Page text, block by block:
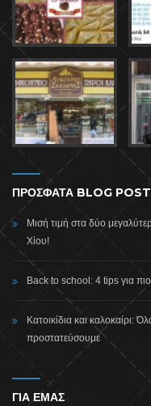
ΠΡΟΣΦΑΤΑ BLOG
Μισή τιμή στα δύο
Χίου!
Back to school: 4 tips για
Κατοικίδια και καλοκαίρι:
προστατεύσουμε
ΓΙΑ ΕΜΑΣ